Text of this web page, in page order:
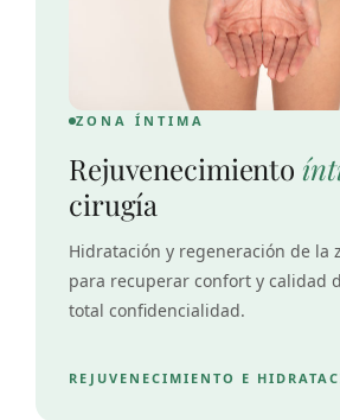
ZONA ÍNTIMA
Rejuvenecimiento
cirugía
Hidratación y regeneración de la
para recuperar confort y calidad
total confidencialidad.
REJUVENECIMIENTO E